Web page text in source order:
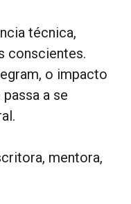
técnica,
conscientes.
o impacto
a se
mentora,